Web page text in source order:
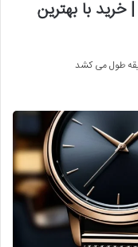
با بهترین